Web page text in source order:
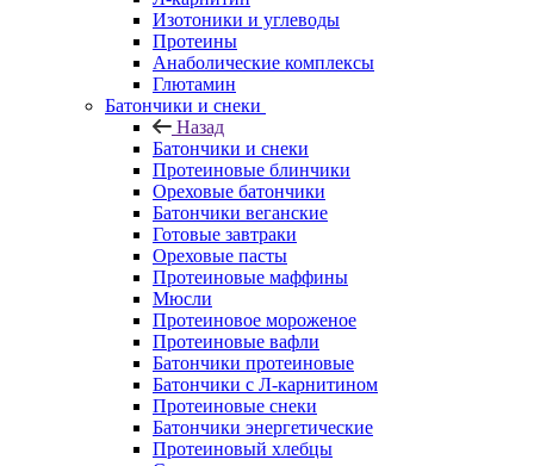
Изотоники и углеводы
Протеины
Анаболические комплексы
Глютамин
Батончики и снеки
Назад
Батончики и снеки
Протеиновые блинчики
Ореховые батончики
Батончики веганские
Готовые завтраки
Ореховые пасты
Протеиновые маффины
Мюсли
Протеиновое мороженое
Протеиновые вафли
Батончики протеиновые
Батончики с Л-карнитином
Протеиновые снеки
Батончики энергетические
Протеиновый хлебцы